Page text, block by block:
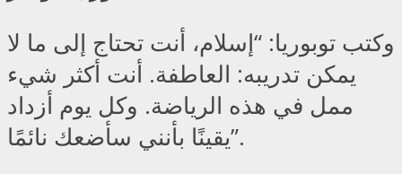
وكتب توبوريا: “إسلام، أنت تحتاج إلى ما لا
يمكن تدريبه: العاطفة. أنت أكثر شيء
ممل في هذه الرياضة. وكل يوم أزداد
يقينًا بأنني سأضعك نائمًا”.